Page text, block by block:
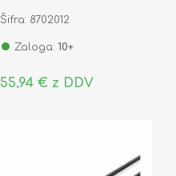
Šifra: 8702012
Zaloga: 10+
55,94 € z DDV